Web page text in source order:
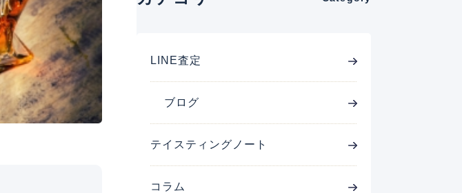
LINE査定
ブログ
テイスティングノート
コラム